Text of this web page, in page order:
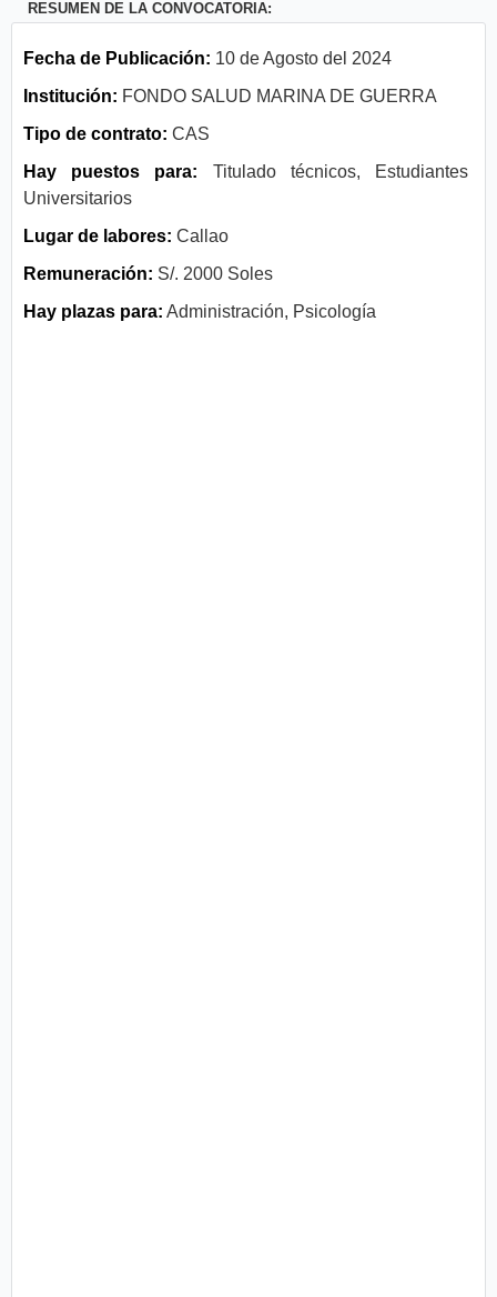
RESUMEN DE LA CONVOCATORIA:
Fecha de Publicación: 10 de Agosto del 2024
Institución: FONDO SALUD MARINA DE GUERRA
Tipo de contrato: CAS
Hay puestos para: Titulado técnicos, Estudiantes
Universitarios
Lugar de labores: Callao
Remuneración: S/. 2000 Soles
Hay plazas para: Administración, Psicología